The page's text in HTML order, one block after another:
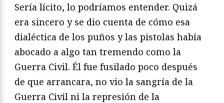
Sería lícito, lo podríamos entender. Quizá
era sincero y se dio cuenta de cómo esa
dialéctica de los puños y las pistolas había
abocado a algo tan tremendo como la
Guerra Civil. Él fue fusilado poco después
de que arrancara, no vio la sangría de la
Guerra Civil ni la represión de la